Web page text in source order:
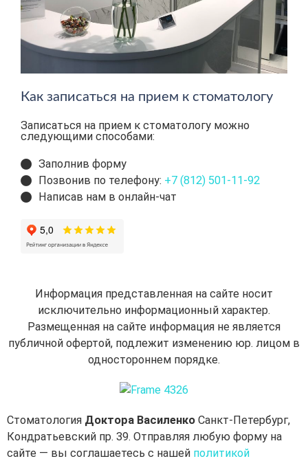
Как записаться на прием к стоматологу
Записаться на прием к стоматологу можно
следующими способами:
Заполнив форму
Позвонив по телефону: +7 (812) 501-11-92
Написав нам в онлайн-чат
Информация представленная на сайте носит
исключительно информационный характер.
Размещенная на сайте информация не является
публичной офертой, подлежит изменению юр. лицом в
одностороннем порядке.
Стоматология Доктора Василенко Санкт-Петербург,
Кондратьевский пр. 39. Отправляя любую форму на
сайте — вы соглашаетесь с нашей политикой